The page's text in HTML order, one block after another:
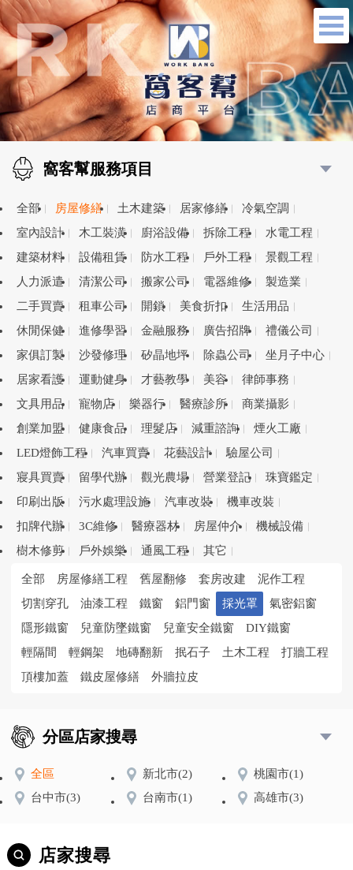
窩客幫服務項目
全部 房屋修繕 土木建築 居家修繕
冷氣空調
室內設計
木工裝潢 廚浴設備 拆除工程
水電工程
建築材料
設備租賃 防水工程 戶外工程
景觀工程
人力派遣
清潔公司 搬家公司 電器維修
製造業
二手買賣
租車公司 開鎖 美食折扣
生活用品
休閒保健
進修學習 金融服務 廣告招牌
禮儀公司
家俱訂製
沙發修理 矽晶地坪 除蟲公司
坐月子中心
居家看護
運動健身 才藝教學 美容
律師事務
文具用品
寵物店 樂器行 醫療診所
商業攝影
創業加盟
健康食品 理髮店 減重諮詢
煙火工廠
LED燈飾工程
汽車買賣 花藝設計
驗屋公司
寢具買賣
留學代辦 觀光農場 營業登記
珠寶鑑定
印刷出版
污水處理設施 汽車改裝
機車改裝
扣牌代辦
3C維修 醫療器材 房屋仲介
機械設備
樹木修剪
戶外娛樂 通風工程 其它
全部 房屋修繕工程 舊屋翻修 套房改建
泥作工程
切割穿孔
油漆工程 鐵窗 鋁門窗 採光罩
氣密鋁窗
隱形鐵窗
兒童防墜鐵窗 兒童安全鐵窗
DIY鐵窗
輕隔間
輕鋼架 地磚翻新 抿石子 土木工程
打牆工程
頂樓加蓋
鐵皮屋修繕 外牆拉皮
分區店家搜尋
全區 新北市(2) 桃園市(1)
台中市(3) 台南市(1) 高雄市(3)
店家搜尋